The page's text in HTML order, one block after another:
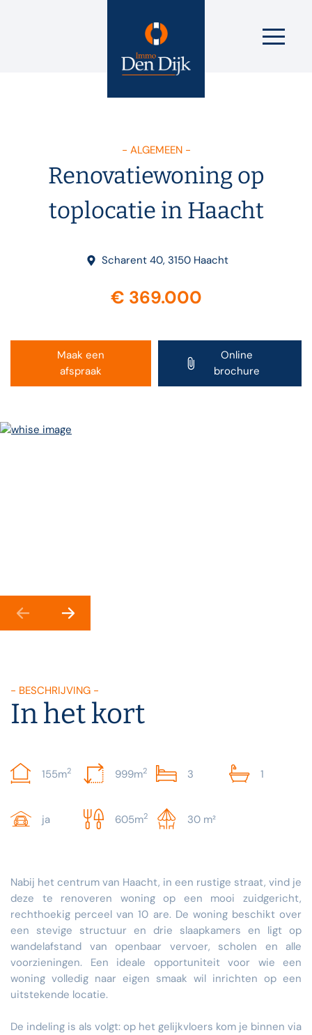
- ALGEMEEN -
Renovatiewoning op
toplocatie in Haacht
Scharent 40, 3150 Haacht
€ 369.000
Maak een
afspraak
Online
brochure
- BESCHRIJVING -
In het kort
155m2 999m2 3 1
ja 605m2 30 m²
Nabij het centrum van Haacht, in een rustige straat, vind je
deze te renoveren woning op een mooi zuidgericht,
rechthoekig perceel van 10 are. De woning beschikt over
een stevige structuur en drie slaapkamers en ligt op
wandelafstand van openbaar vervoer, scholen en alle
voorzieningen. Een ideale opportuniteit voor wie een
woning volledig naar eigen smaak wil inrichten op een
uitstekende locatie.
De indeling is als volgt: op het gelijkvloers kom je binnen via